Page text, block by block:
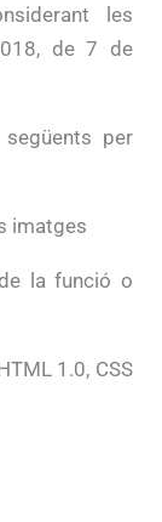
les
de 7 de
per
imatges
la funció o
1.0, CSS